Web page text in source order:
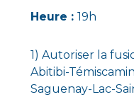
Heure : 19h
1) Autoriser la
Abitibi-
Saguenay-Lac-